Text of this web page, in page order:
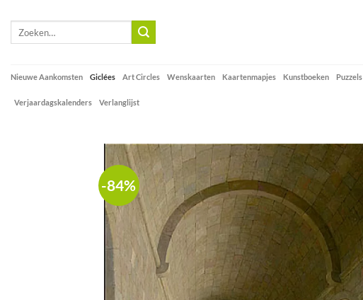
content
Nieuwe Aankomsten Giclées Art Circles Wenskaarten Kaartenmapjes Kunstboeken Puzzels
Verjaardagskalenders Verlanglijst
-84%